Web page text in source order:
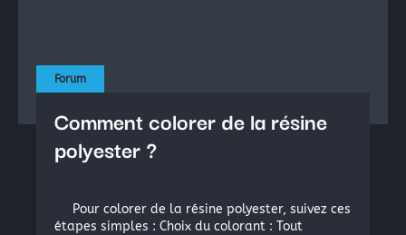
Forum
Comment colorer de la résine
polyester ?
Pour colorer de la résine polyester, suivez ces
étapes simples : Choix du colorant : Tout
Résine Polyester ou résine Polyuréthane pour la
Acryliques et Plâtres
Le moulage résine